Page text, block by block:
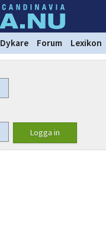
Dykare Forum Lexikon